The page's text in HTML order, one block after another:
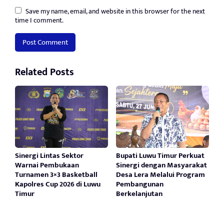
Save my name, email, and website in this browser for the next
time I comment.
Related Posts
Sinergi Lintas Sektor
Warnai Pembukaan
Turnamen 3×3 Basketball
Kapolres Cup 2026 di Luwu
Timur
Bupati Luwu Timur Perkuat
Sinergi dengan Masyarakat
Desa Lera Melalui Program
Pembangunan
Berkelanjutan